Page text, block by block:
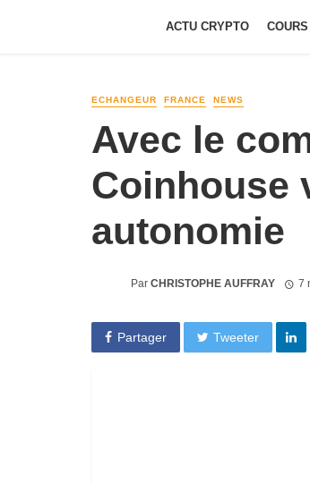
ACTU CRYPTO
ECHANGEUR FRANCE NEWS
Avec le
Coinhouse
autonomie
Par CHRISTOPHE AUFFRAY 7
Partager Tweeter